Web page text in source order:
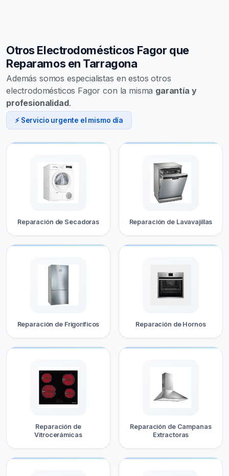
Otros Electrodomésticos Fagor que
Reparamos en Tarragona
Además somos especialistas en estos otros
electrodomésticos Fagor con la misma garantía y
profesionalidad.
⚡ Servicio urgente el mismo día
Reparación de Secadoras Reparación de Lavavajillas
Reparación de Frigoríficos Reparación de Hornos
Reparación de
Vitrocerámicas
Reparación de Campanas
Extractoras